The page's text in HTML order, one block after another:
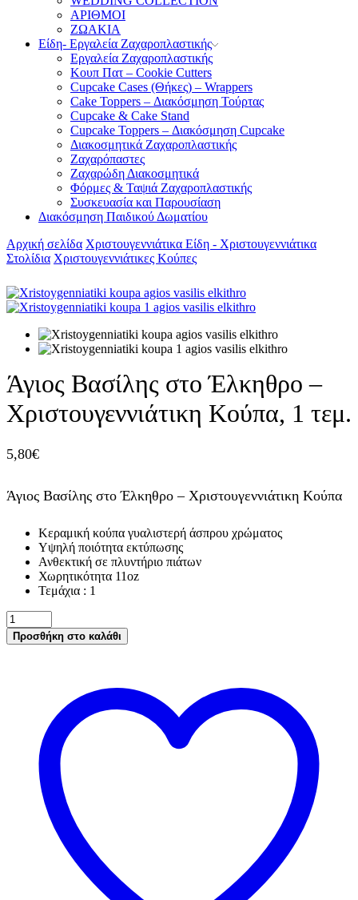
ΑΡΙΘΜΟΙ
ΖΩΑΚΙΑ
Είδη- Εργαλεία Ζαχαροπλαστικής
Εργαλεία Ζαχαροπλαστικής
Κουπ Πατ – Cookie Cutters
Cupcake Cases (Θήκες) – Wrappers
Cake Toppers – Διακόσμηση Τούρτας
Cupcake & Cake Stand
Cupcake Toppers – Διακόσμηση Cupcake
Διακοσμητικά Ζαχαροπλαστικής
Ζαχαρόπαστες
Ζαχαρώδη Διακοσμητικά
Φόρμες & Ταψιά Ζαχαροπλαστικής
Συσκευασία και Παρουσίαση
Διακόσμηση Παιδικού Δωματίου
Αρχική σελίδα Χριστουγεννιάτικα Είδη - Χριστουγεννιάτικα
Στολίδια Χριστουγεννιάτικες Κούπες
Άγιος Βασίλης στο Έλκηθρο –
Χριστουγεννιάτικη Κούπα, 1 τεμ.
5,80€
Άγιος Βασίλης στο Έλκηθρο – Χριστουγεννιάτικη Κούπα
Κεραμική κούπα γυαλιστερή άσπρου χρώματος
Υψηλή ποιότητα εκτύπωσης
Ανθεκτική σε πλυντήριο πιάτων
Χωρητικότητα 11oz
Τεμάχια : 1
Άγιος
Βασίλης
στο
Χριστουγεννιάτικη
ποσότητα
Προσθήκη στο καλάθι